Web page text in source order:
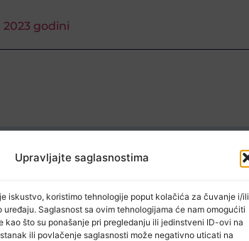
Upravljajte saglasnostima
iskustvo, koristimo tehnologije poput kolačića za čuvanje i/ili
uređaju. Saglasnost sa ovim tehnologijama će nam omogućiti
kao što su ponašanje pri pregledanju ili jedinstveni ID-ovi na
ili povlačenje saglasnosti može negativno uticati na
godini
Ostale novosti